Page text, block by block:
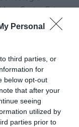
Personal
third parties, or
for
below opt-out
that after your
seeing
utilized by
parties prior to
Costa. Este
a más
indica la
imagen de
en la zona
la limpieza
VITIS o